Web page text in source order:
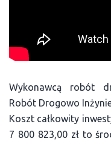
Wykonawcą robót
Robót Drogowo
Koszt całkowity
7 800 823,00 zł to